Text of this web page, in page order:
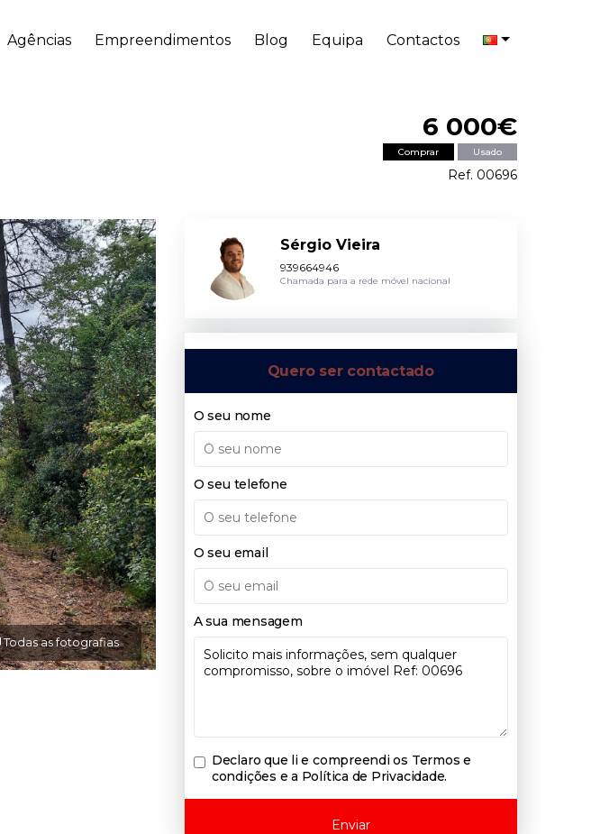
Agências Empreendimentos Blog Equipa Contactos
6 000€
Comprar Usado
Ref. 00696
Todas as fotografias
Sérgio Vieira
939664946
Chamada para a rede móvel nacional
Quero ser contactado
O seu nome
O seu telefone
O seu email
A sua mensagem
Declaro que li e compreendi os Termos e
condições e a Política de Privacidade.
Enviar